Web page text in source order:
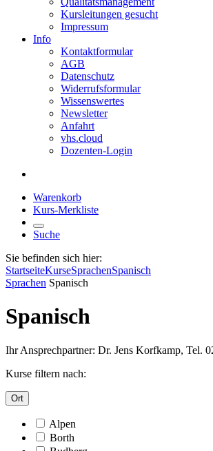
Kursleitungen gesucht
Impressum
Info
Kontaktformular
AGB
Datenschutz
Widerrufsformular
Wissenswertes
Newsletter
Anfahrt
vhs.cloud
Dozenten-Login
Warenkorb
Kurs-Merkliste
Suche
Sie befinden sich hier:
StartseiteKurseSprachenSpanisch
Sprachen Spanisch
Spanisch
Ihr Ansprechpartner: Dr. Jens Korfkamp, Tel.
Kurse filtern nach:
Ort
Alpen
Borth